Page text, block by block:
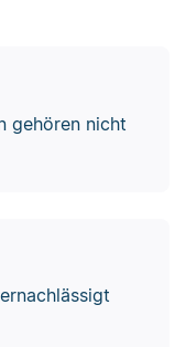
gehören nicht